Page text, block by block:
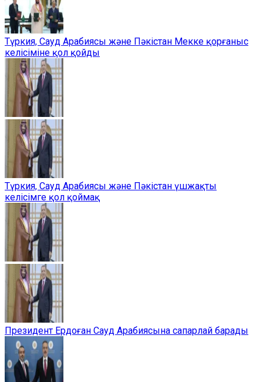
Түркия, Сауд Арабиясы және Пәкістан Мекке қорғаныс
келісіміне қол қойды
Түркия, Сауд Арабиясы және Пәкістан үшжақты
келісімге қол қоймақ
Президент Ердоған Сауд Арабиясына сапарлай барады